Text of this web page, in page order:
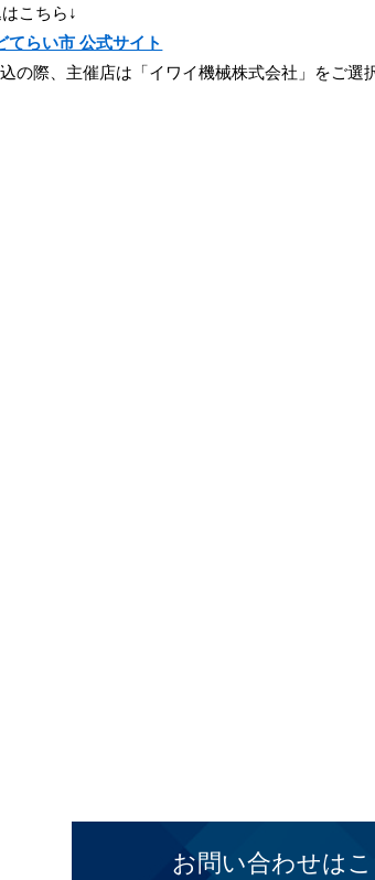
こちら↓
てらい市 公式サイト
の際、主催店は「イワイ機械株式会社」をご選
お問い合わせは